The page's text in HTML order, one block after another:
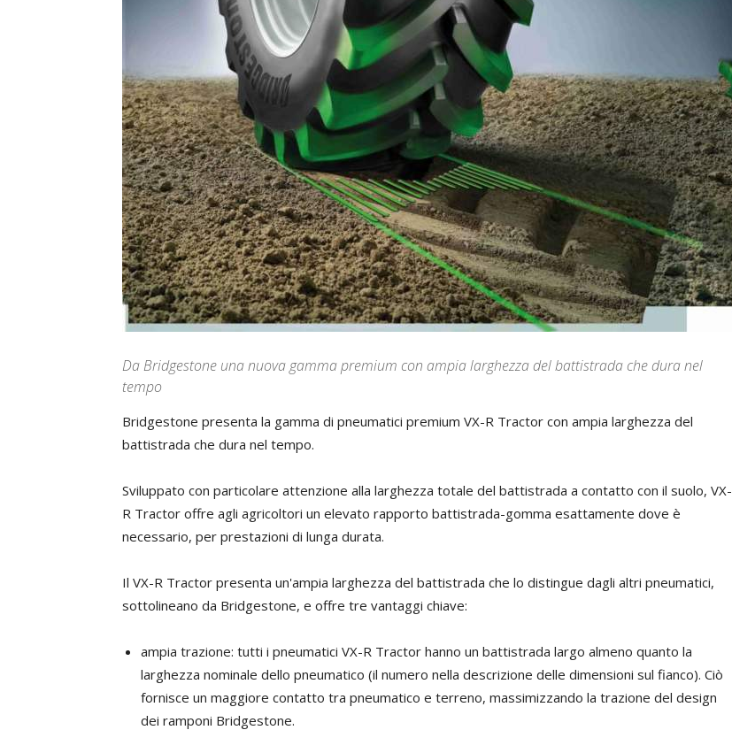
Da Bridgestone una nuova gamma premium con ampia larghezza del battistrada che dura nel
tempo
Bridgestone presenta la gamma di pneumatici premium VX-R Tractor con ampia larghezza del
battistrada che dura nel tempo.
Sviluppato con particolare attenzione alla larghezza totale del battistrada a contatto con il suolo, VX-
R Tractor offre agli agricoltori un elevato rapporto battistrada-gomma esattamente dove è
necessario, per prestazioni di lunga durata.
Il VX-R Tractor presenta un'ampia larghezza del battistrada che lo distingue dagli altri pneumatici,
sottolineano da Bridgestone, e offre tre vantaggi chiave:
ampia trazione: tutti i pneumatici VX-R Tractor hanno un battistrada largo almeno quanto la
larghezza nominale dello pneumatico (il numero nella descrizione delle dimensioni sul fianco). Ciò
fornisce un maggiore contatto tra pneumatico e terreno, massimizzando la trazione del design
dei ramponi Bridgestone.